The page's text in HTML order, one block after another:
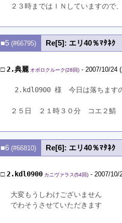
２３時まではＩＮしていますので
■5 (#66795) Re[5]: エリ40％ﾏﾀﾈｸ
□ 2.典麗 オボロクルーク(28回) - 2007/10/24
2.kdl0900 様　今日は落ちます
２５日　２１時３０分　コエ２鯖
■6 (#66810) Re[6]: エリ40％ﾏﾀﾈｸ
□ 2.kdl0900 カニヴァラス(54回) - 2007/10/
大変もうしわけございません
でわそうさせていただきます